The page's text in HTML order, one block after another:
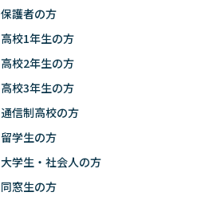
保護者の方
高校1年生の方
高校2年生の方
高校3年生の方
通信制高校の方
留学生の方
大学生・社会人の方
同窓生の方